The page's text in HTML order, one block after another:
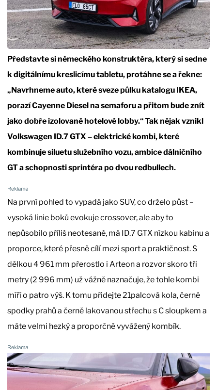
Představte si německého konstruktéra, který si sedne
k digitálnímu kreslicímu tabletu, protáhne se a řekne:
„Navrhneme auto, které sveze půlku katalogu IKEA,
porazí Cayenne Diesel na semaforu a přitom bude znít
jako dobře izolované hotelové lobby.“ Tak nějak vznikl
Volkswagen ID.7 GTX – elektrické kombi, které
kombinuje siluetu služebního vozu, ambice dálničního
GT a schopnosti sprintéra po dvou redbullech.
Na první pohled to vypadá jako SUV, co drželo půst –
vysoká linie boků evokuje crossover, ale aby to
nepůsobilo příliš neotesaně, má ID.7 GTX nízkou kabinu a
proporce, které přesně cílí mezi sport a praktičnost. S
délkou 4 961 mm přerostlo i Arteon a rozvor skoro tři
metry (2 996 mm) už vážně naznačuje, že tohle kombi
míří o patro výš. K tomu přidejte 21palcová kola, černé
spodky prahů a černě lakovanou střechu s C sloupkem a
máte velmi hezký a proporčně vyvážený kombík.